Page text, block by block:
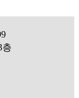
층